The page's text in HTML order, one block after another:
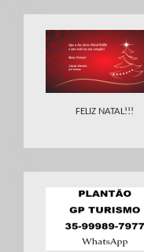
FELIZ NATAL!!!